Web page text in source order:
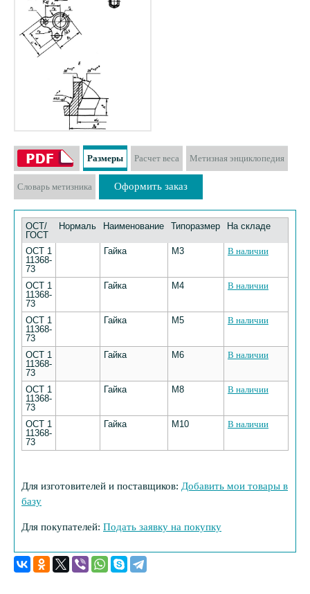
Размеры Расчет веса Метизная энциклопедия
Словарь метизника Оформить заказ
ОСТ/
ГОСТ
Нормаль Наименование Типоразмер На складе
ОСТ 1
11368-
73
Гайка M3 В наличии
ОСТ 1
11368-
73
Гайка M4 В наличии
ОСТ 1
11368-
73
Гайка M5 В наличии
ОСТ 1
11368-
73
Гайка M6 В наличии
ОСТ 1
11368-
73
Гайка M8 В наличии
ОСТ 1
11368-
73
Гайка M10 В наличии
Для изготовителей и поставщиков: Добавить мои товары в
базу
Для покупателей: Подать заявку на покупку